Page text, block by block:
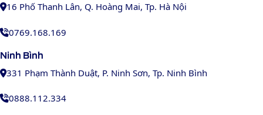
16 Phố Thanh Lân, Q. Hoàng Mai, Tp. Hà Nội
0769.168.169
Ninh Bình
331 Phạm Thành Duật, P. Ninh Sơn, Tp. Ninh Bình
0888.112.334